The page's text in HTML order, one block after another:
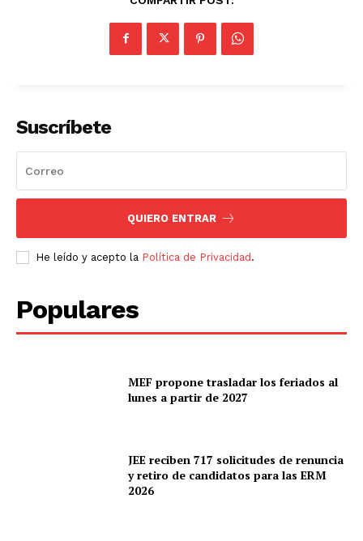
Suscríbete
QUIERO ENTRAR
He leído y acepto la Política de Privacidad.
Populares
MEF propone trasladar los feriados al
lunes a partir de 2027
JEE reciben 717 solicitudes de renuncia
y retiro de candidatos para las ERM
2026